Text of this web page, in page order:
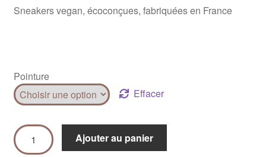
Sneakers vegan, écoconçues, fabriquées en France
Pointure
Effacer
Ajouter au panier